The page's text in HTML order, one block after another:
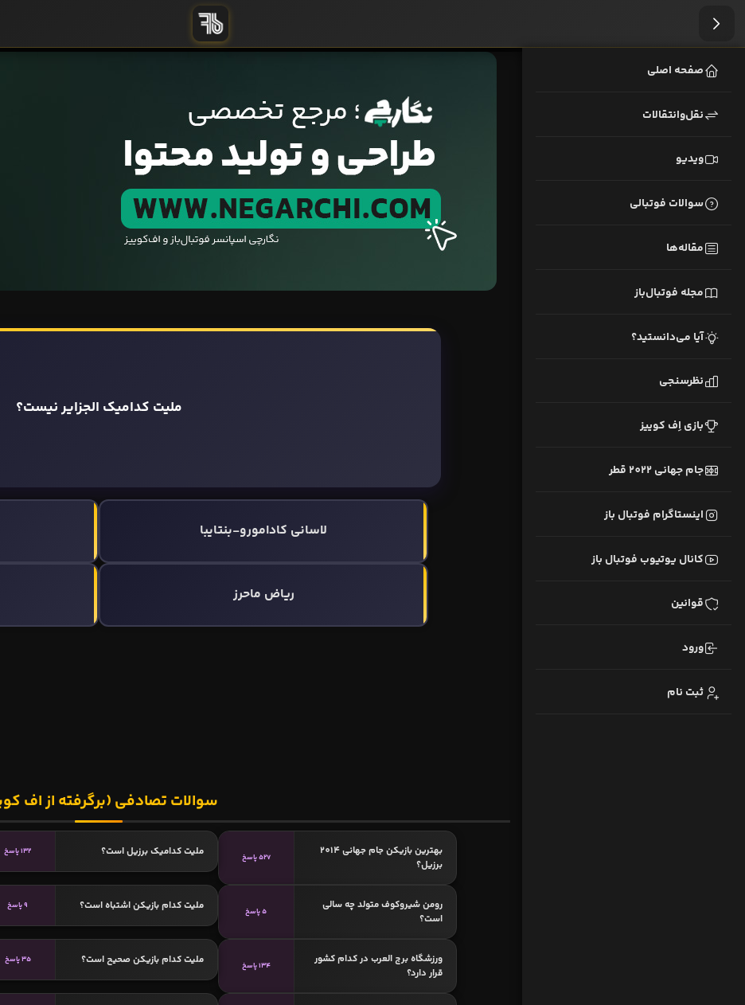
صفحه اصلی
نقل‌وانتقالات
ویدیو
سوالات فوتبالی
مقاله‌ها
مجله فوتبال‌باز
آیا می‌دانستید؟
نظرسنجی
بازی اِف کوییز
جام جهانی 2022 قطر
اینستاگرام فوتبال باز
کانال یوتیوب فوتبال باز
قوانین
ورود
ثبت نام
ملیت کدامیک الجزایر نیست؟
لاسانی کادامورو-بنتایبا
ریاض ماحرز
سوالات تصادفی (برگرفته از اف
بهترین بازیکن جام جهانی 2014
برزیل؟
527 پاسخ ملیت کدامیک برزیل است؟ 132 پاسخ
رومن شیروکوف متولد چه سالی
است؟
5 پاسخ ملیت کدام بازیکن اشتباه است؟ 9 پاسخ
ورزشگاه برج العرب در کدام کشور
قرار دارد؟
134 پاسخ ملیت کدام بازیکن صحیح است؟ 35 پاسخ